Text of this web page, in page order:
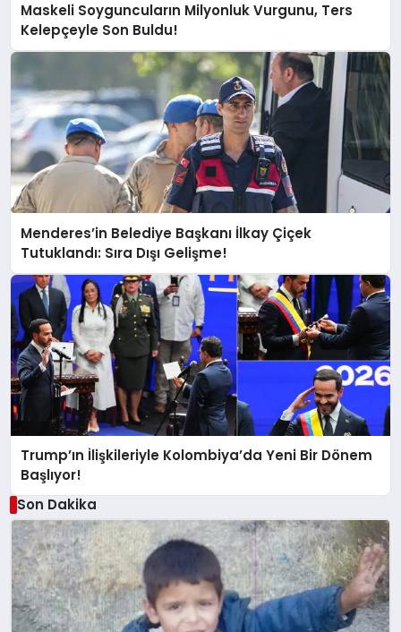
Maskeli Soyguncuların Milyonluk Vurgunu, Ters
Kelepçeyle Son Buldu!
Menderes’in Belediye Başkanı İlkay Çiçek
Tutuklandı: Sıra Dışı Gelişme!
Trump’ın İlişkileriyle Kolombiya’da Yeni Bir Dönem
Başlıyor!
Son Dakika